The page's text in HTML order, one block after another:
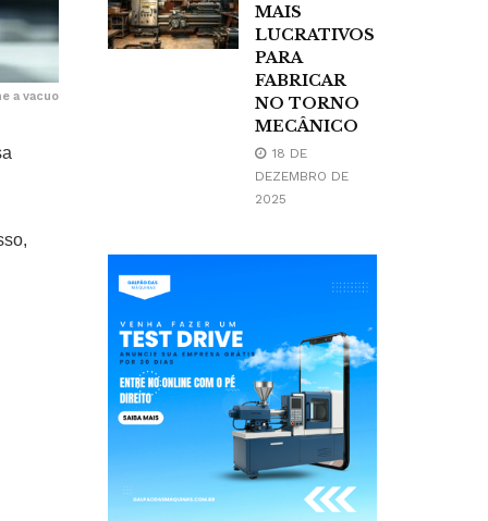
a vacuo
MAIS
LUCRATIVOS
PARA
FABRICAR
NO TORNO
MECÂNICO
18 DE
DEZEMBRO DE
2025